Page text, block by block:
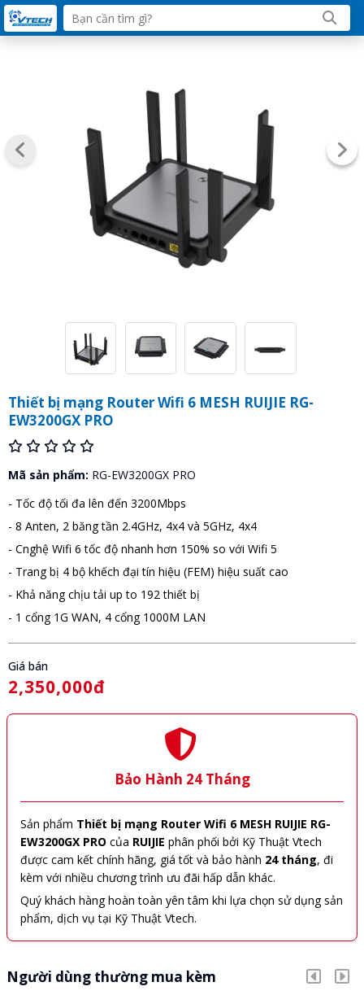
Thiết bị mạng Router Wifi 6 MESH RUIJIE RG-
EW3200GX PRO
Mã sản phẩm: RG-EW3200GX PRO
- Tốc độ tối đa lên đến 3200Mbps
- 8 Anten, 2 băng tần 2.4GHz, 4x4 và 5GHz, 4x4
- Cnghệ Wifi 6 tốc độ nhanh hơn 150% so với Wifi 5
- Trang bị 4 bộ khếch đại tín hiệu (FEM) hiệu suất cao
- Khả năng chịu tải up to 192 thiết bị
- 1 cổng 1G WAN, 4 cổng 1000M LAN
Giá bán
2,350,000đ
Bảo Hành 24 Tháng
Sản phẩm Thiết bị mạng Router Wifi 6 MESH RUIJIE RG-
EW3200GX PRO của RUIJIE phân phối bởi Kỹ Thuật Vtech
được cam kết chính hãng, giá tốt và bảo hành 24 tháng, đi
kèm với nhiều chương trình ưu đãi hấp dẫn khác.
Quý khách hàng hoàn toàn yên tâm khi lựa chọn sử dụng sản
phẩm, dịch vụ tại Kỹ Thuật Vtech.
Người dùng thường mua kèm